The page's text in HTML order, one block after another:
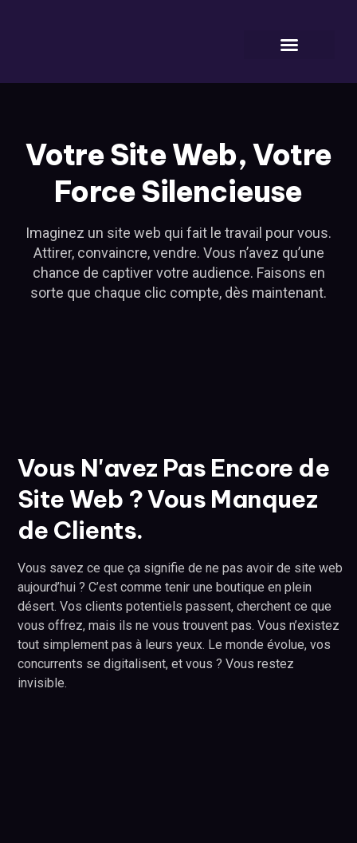
Votre Site Web, Votre
Force Silencieuse
Imaginez un site web qui fait le travail pour vous.
Attirer, convaincre, vendre. Vous n’avez qu’une
chance de captiver votre audience. Faisons en
sorte que chaque clic compte, dès maintenant.
Vous N'avez Pas Encore de
Site Web ? Vous Manquez
de Clients.
Vous savez ce que ça signifie de ne pas avoir de site web
aujourd’hui ? C’est comme tenir une boutique en plein
désert. Vos clients potentiels passent, cherchent ce que
vous offrez, mais ils ne vous trouvent pas. Vous n’existez
tout simplement pas à leurs yeux. Le monde évolue, vos
concurrents se digitalisent, et vous ? Vous restez
invisible.